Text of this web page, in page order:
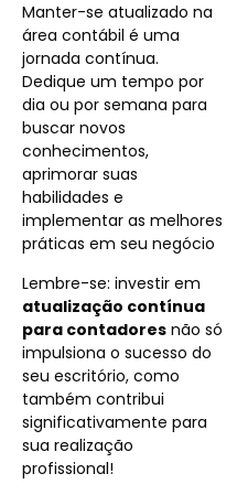
Manter-se atualizado na
área contábil é uma
jornada contínua.
Dedique um tempo por
dia ou por semana para
buscar novos
conhecimentos,
aprimorar suas
habilidades e
implementar as melhores
práticas em seu negócio
Lembre-se: investir em
atualização contínua
para contadores não só
impulsiona o sucesso do
seu escritório, como
também contribui
significativamente para
sua realização
profissional!